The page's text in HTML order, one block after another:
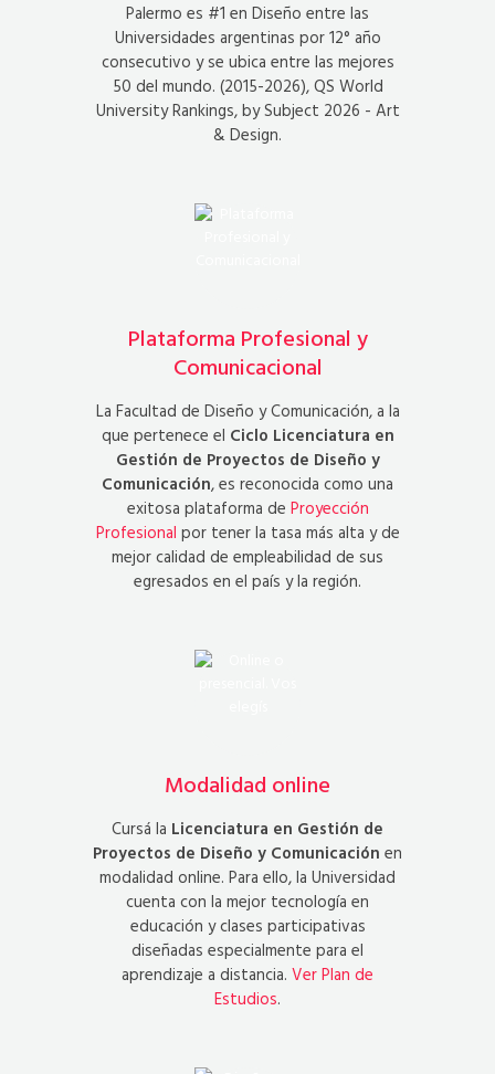
Palermo es #1 en Diseño entre las
Universidades argentinas por 12° año
consecutivo y se ubica entre las mejores
50 del mundo. (2015-2026), QS World
University Rankings, by Subject 2026 - Art
& Design.
Plataforma Profesional y
Comunicacional
La Facultad de Diseño y Comunicación, a la
que pertenece el Ciclo Licenciatura en
Gestión de Proyectos de Diseño y
Comunicación, es reconocida como una
exitosa plataforma de Proyección
Profesional por tener la tasa más alta y de
mejor calidad de empleabilidad de sus
egresados en el país y la región.
Modalidad online
Cursá la Licenciatura en Gestión de
Proyectos de Diseño y Comunicación en
modalidad online. Para ello, la Universidad
cuenta con la mejor tecnología en
educación y clases participativas
diseñadas especialmente para el
aprendizaje a distancia. Ver Plan de
Estudios.